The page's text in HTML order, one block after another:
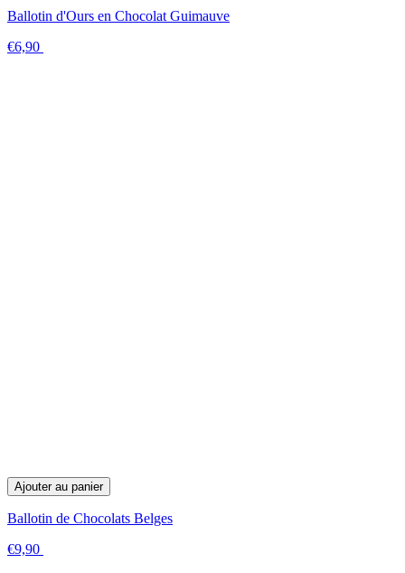
Ballotin d'Ours en Chocolat Guimauve
€6,90
Ajouter au panier
Ballotin de Chocolats Belges
€9,90